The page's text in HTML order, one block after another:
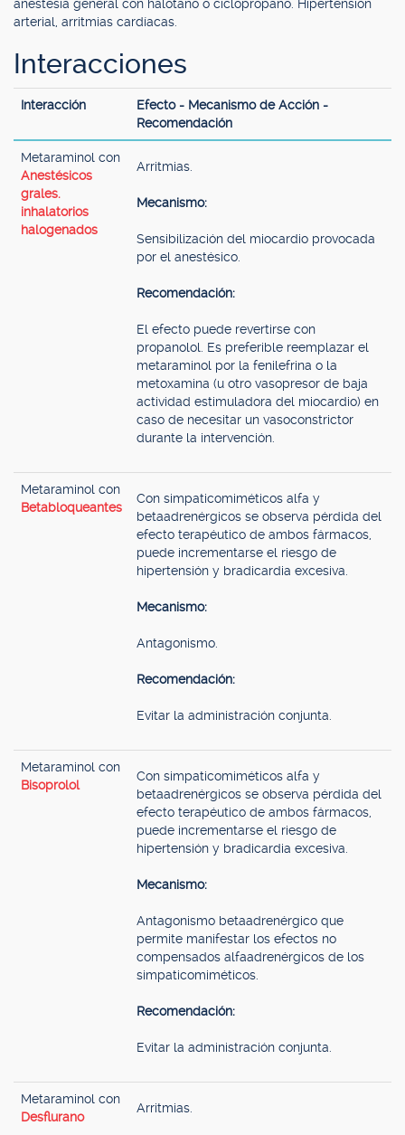
anestesia general con halotano o ciclopropano. Hipertensión
arterial, arritmias cardíacas.
Interacciones
Interacción
Efecto - Mecanismo de Acción -
Recomendación
Metaraminol con
Anestésicos
grales.
inhalatorios
halogenados
Arritmias.
Mecanismo:
Sensibilización del miocardio provocada
por el anestésico.
Recomendación:
El efecto puede revertirse con
propanolol. Es preferible reemplazar el
metaraminol por la fenilefrina o la
metoxamina (u otro vasopresor de baja
actividad estimuladora del miocardio) en
caso de necesitar un vasoconstrictor
durante la intervención.
Metaraminol con
Betabloqueantes
Con simpaticomiméticos alfa y
betaadrenérgicos se observa pérdida del
efecto terapéutico de ambos fármacos,
puede incrementarse el riesgo de
hipertensión y bradicardia excesiva.
Mecanismo:
Antagonismo.
Recomendación:
Evitar la administración conjunta.
Metaraminol con
Bisoprolol
Con simpaticomiméticos alfa y
betaadrenérgicos se observa pérdida del
efecto terapéutico de ambos fármacos,
puede incrementarse el riesgo de
hipertensión y bradicardia excesiva.
Mecanismo:
Antagonismo betaadrenérgico que
permite manifestar los efectos no
compensados alfaadrenérgicos de los
simpaticomiméticos.
Recomendación:
Evitar la administración conjunta.
Metaraminol con
Desflurano
Arritmias.